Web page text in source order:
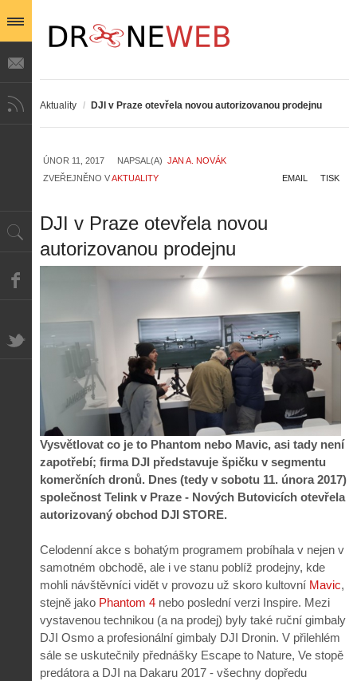
Aktuality / DJI v Praze otevřela novou autorizovanou prodejnu
ÚNOR 11, 2017 NAPSAL(A) JAN A. NOVÁK
ZVEŘEJNĚNO VAKTUALITY TISK
EMAIL
DJI v Praze otevřela novou
autorizovanou prodejnu
Vysvětlovat co je to Phantom nebo Mavic, asi tady není
zapotřebí; firma DJI představuje špičku v segmentu
komerčních dronů. Dnes (tedy v sobotu 11. února 2017)
společnost Telink v Praze - Nových Butovicích otevřela
autorizovaný obchod DJI STORE.
Celodenní akce s bohatým programem probíhala v nejen v
samotném obchodě, ale i ve stanu poblíž prodejny, kde
mohli návštěvníci vidět v provozu už skoro kultovní Mavic,
stejně jako Phantom 4 nebo poslední verzi Inspire. Mezi
vystavenou technikou (a na prodej) byly také ruční gimbaly
DJI Osmo a profesionální gimbaly DJI Dronin. V přilehlém
sále se uskutečnily přednášky Escape to Nature, Ve stopě
predátora a DJI na Dakaru 2017 - všechny dopředu